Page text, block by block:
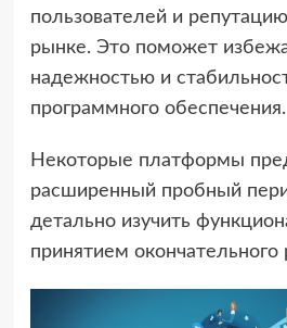
пользователей и
рынке. Это поможет
надежностью и
программного обеспечения.
Некоторые платформы
расширенный пробный
детально изучить
принятием окончательного